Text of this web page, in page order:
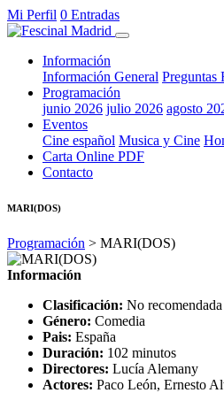
Mi Perfil 0 Entradas
Información
Información General Preguntas
Programación
junio 2026 julio 2026 agosto
Eventos
Cine español Musica y Cine
Carta Online PDF
Contacto
MARI(DOS)
Programación > MARI(DOS)
Información
Clasificación: No
Género: Comedia
Pais: España
Duración: 102 minutos
Directores: Lucía Alemany
Actores: Paco León, Ernesto